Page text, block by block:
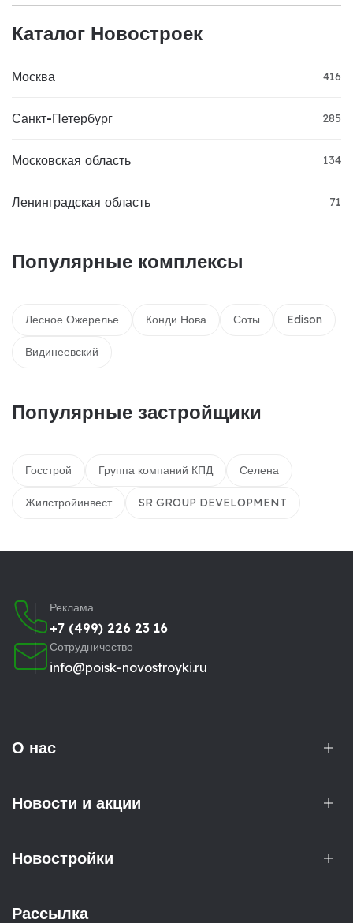
Каталог Новостроек
Москва 416
Санкт-Петербург 285
Московская область 134
Ленинградская область 71
Популярные комплексы
Лесное Ожерелье Конди Нова Соты Edison
Видинеевский
Популярные застройщики
Госстрой Группа компаний КПД Селена
Жилстройинвест SR GROUP DEVELOPMENT
Реклама
+7 (499) 226 23 16
Сотрудничество
info@poisk-novostroyki.ru
О нас
Новости и акции
Новостройки
Рассылка